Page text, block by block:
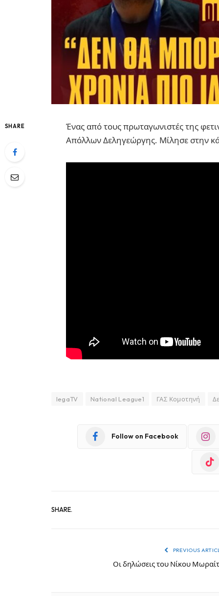
SHARE
Ένας από τους πρωταγωνιστές της
Απόλλων Δεληγεώργης. Μίλησε στην
legaTV National League1 ΓΑΣ Κομοτηνή
Follow on Facebook
SHARE.
PREVIOUS
Οι δηλώσεις του Νίκου